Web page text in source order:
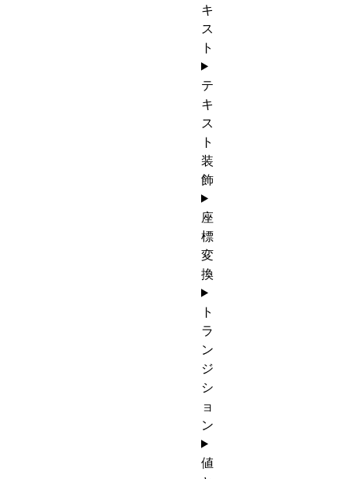
キ
ス
ト
テ
キ
ス
ト
装
飾
座
標
変
換
ト
ラ
ン
ジ
シ
ョ
ン
値